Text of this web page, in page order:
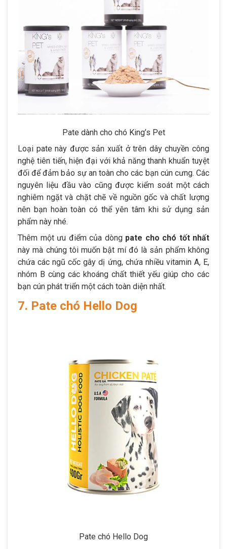
Pate dành cho chó King’s Pet
Loại pate này được sản xuất ở trên dây chuyền công
nghệ tiên tiến, hiện đại với khả năng thanh khuẩn tuyệt
đối để đảm bảo sự an toàn cho các bạn cún cưng. Các
nguyên liệu đầu vào cũng được kiểm soát một cách
nghiêm ngặt và chặt chẽ về nguồn gốc và chất lượng
nên bạn hoàn toàn có thể yên tâm khi sử dụng sản
phẩm này nhé.
Thêm một ưu điểm của dòng pate cho chó tốt nhất
này mà chúng tôi muốn bật mí đó là sản phẩm không
chứa các ngũ cốc gây dị ứng, chứa nhiều vitamin A, E,
nhóm B cùng các khoáng chất thiết yếu giúp cho các
bạn cún phát triển một cách toàn diện nhất.
7. Pate chó Hello Dog
Pate chó Hello Dog